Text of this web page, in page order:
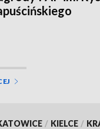
/ KIELCE /